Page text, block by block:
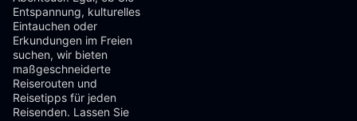
Entspannung, kulturelles
Eintauchen oder
Erkundungen im Freien
suchen, wir bieten
maßgeschneiderte
Reiserouten und
Reisetipps für jeden
Reisenden. Lassen Sie